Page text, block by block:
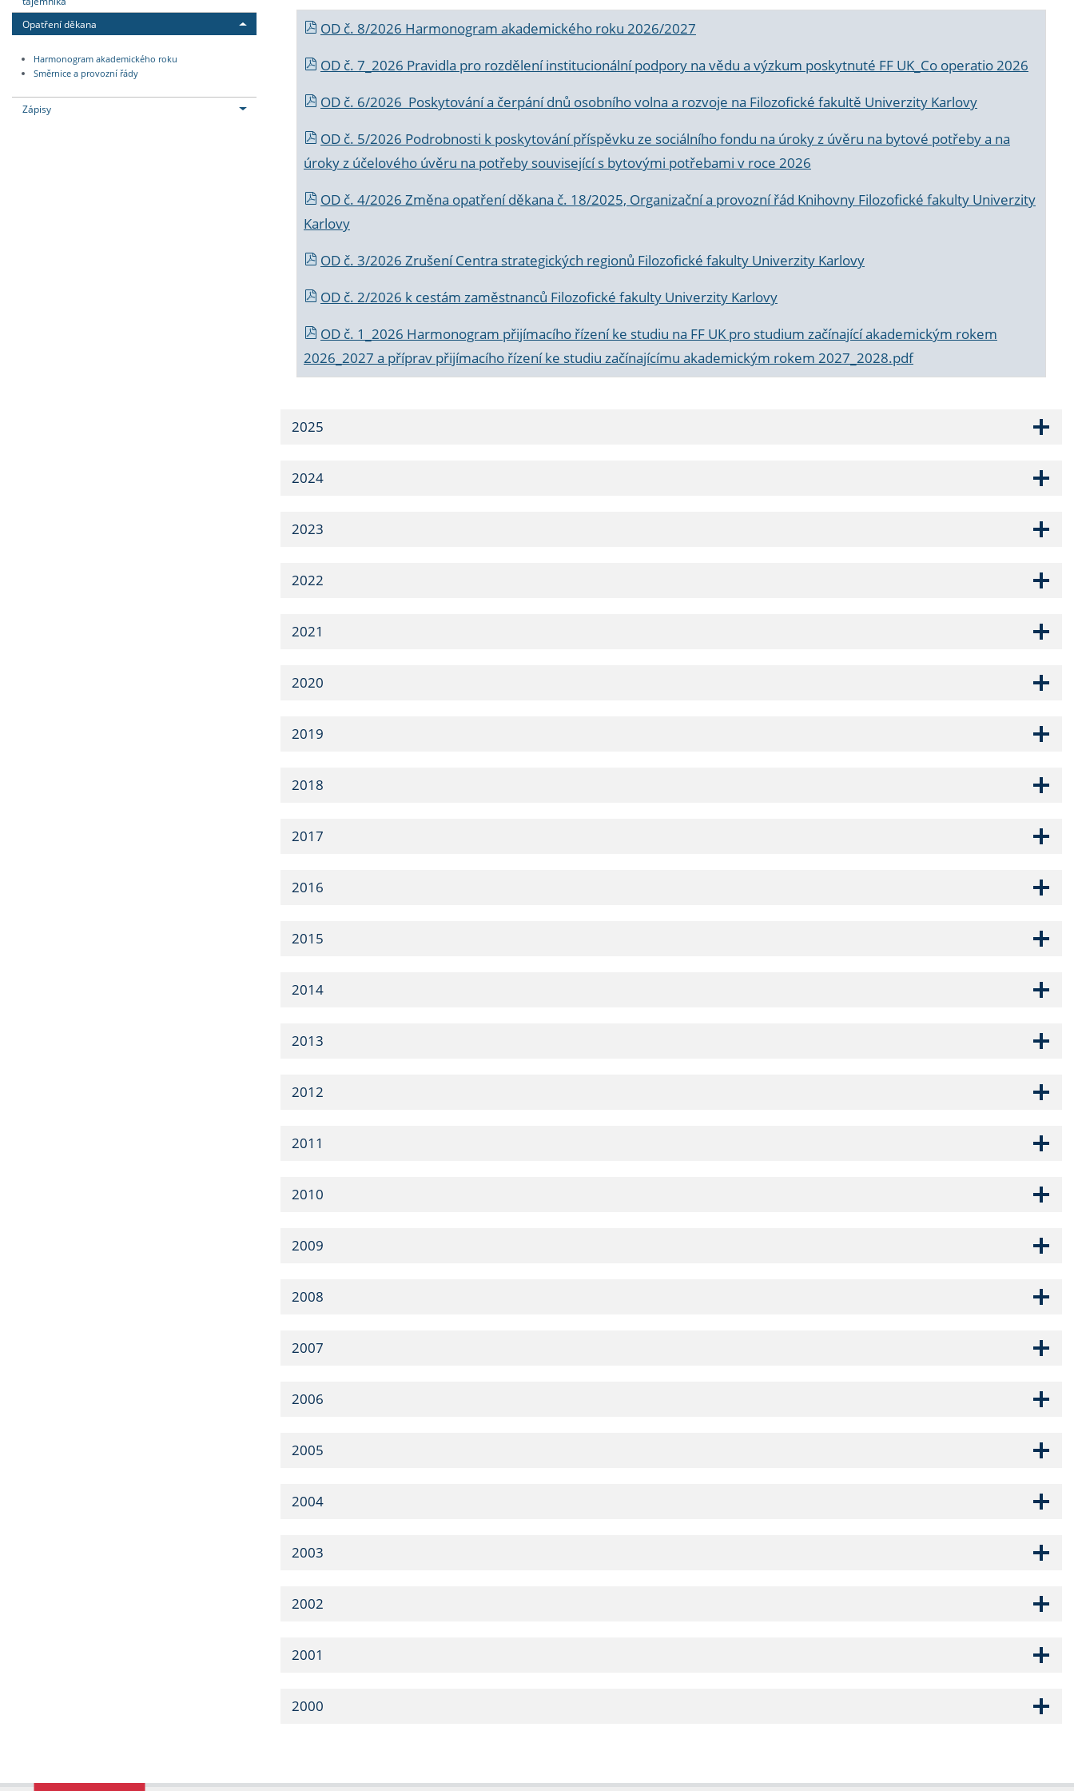
Opatření děkana
Harmonogram akademického roku
Směrnice a provozní řády
Zápisy
OD č. 8/2026 Harmonogram akademického roku 2026/2027
OD č. 7_2026 Pravidla pro rozdělení institucionální podpory na vědu a výzkum poskytnuté FF UK_Co operatio 2026
OD č. 6/2026 Poskytování a čerpání dnů osobního volna a rozvoje na Filozofické fakultě Univerzity Karlovy
OD č. 5/2026 Podrobnosti k poskytování příspěvku ze sociálního fondu na úroky z úvěru na bytové potřeby a na
úroky z účelového úvěru na potřeby související s bytovými potřebami v roce 2026
OD č. 4/2026 Změna opatření děkana č. 18/2025, Organizační a provozní řád Knihovny Filozofické fakulty Univerzity
Karlovy
OD č. 3/2026 Zrušení Centra strategických regionů Filozofické fakulty Univerzity Karlovy
OD č. 2/2026 k cestám zaměstnanců Filozofické fakulty Univerzity Karlovy
OD č. 1_2026 Harmonogram přijímacího řízení ke studiu na FF UK pro studium začínající akademickým rokem
2026_2027 a příprav přijímacího řízení ke studiu začínajícímu akademickým rokem 2027_2028.pdf
2025
2024
2023
2022
2021
2020
2019
2018
2017
2016
2015
2014
2013
2012
2011
2010
2009
2008
2007
2006
2005
2004
2003
2002
2001
2000